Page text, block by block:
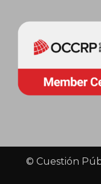
© Cuestión